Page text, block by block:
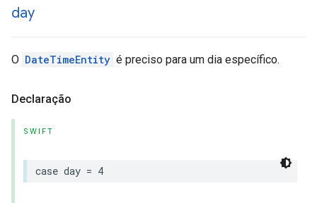
day
O DateTimeEntity é preciso para um dia específico.
Declaração
SWIFT
case day = 4